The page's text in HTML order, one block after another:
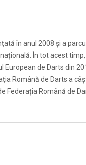
în anul 2008 și a
În tot acest
de Darts din
Română de Darts a
Federația Română de